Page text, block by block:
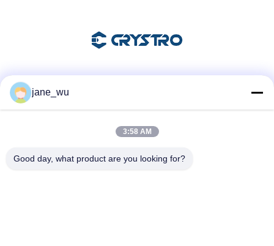
jane_wu
3:58 AM
Good day, what product are you looking for?